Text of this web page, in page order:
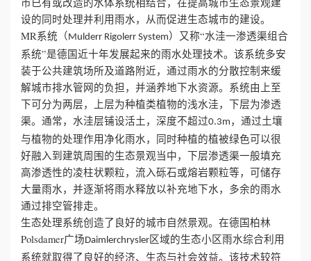
设的同时处理并利用雨水，从而促进生态城市的建设。
MR系统（Mulderr Rigolerr System）又称“水洼一渗透渠组合
系统”是德国近十年发展起来的雨水处理技术。该系统多安
装于公共建筑场所及道路附近，通过雨水的分散控制来缓
解城市排水管网的负担，并涵养地下水资源。系统由上至
下可分为两层，上层为种植类植物的浅水洼，下层为渗透
渠。通常，水洼层铺设活土，深度不超过0.3m ，通过土壤
与植物的处理作用净化雨水，同时种植的植被绿色可以很
好融入到建筑周围的生态景观当中，下层渗透渠一般填充
高渗透性的凌柱状颗粒，流入砾石或熔岩颗粒等，可储存
大量雨水，并逐渐将雨水释放以补充地下水，多余的雨水
通过排空管排走。
生态处理系统创造了良好的城市自然景观。在德国柏林
Polsdamer广场Daimlerchrysler区域的生态小区雨水综合利用
系统就取得了良好的经济、生态与社会效益。该技术较符